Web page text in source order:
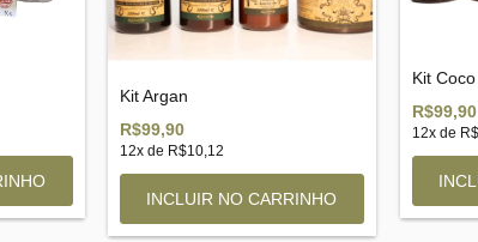
Kit Argan
R$99,90
12x de R$10,12
Kit Coco
R$99,90
12x de